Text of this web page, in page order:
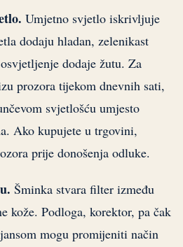
Umjetno svjetlo iskrivljuje
dodaju hladan, zelenikast
dodaje žutu. Za
prozora tijekom dnevnih sati,
svjetlošću umjesto
Ako kupujete u trgovini,
prije donošenja odluke.
Šminka stvara filter između
kože. Podloga, korektor, pa čak
mogu promijeniti način